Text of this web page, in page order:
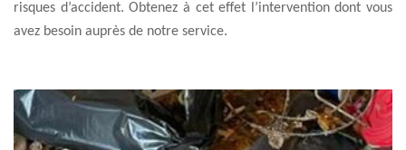
risques d’accident. Obtenez à cet effet l’intervention dont vous
avez besoin auprès de notre service.